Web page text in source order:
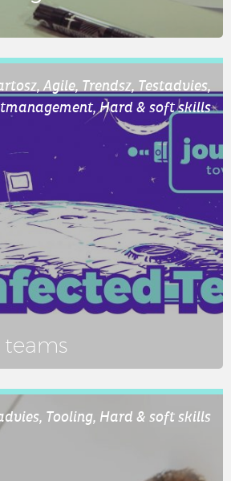
Agile, Trendsz, Testadvies,
Hard & soft skills
teams
Tooling, Hard & soft skills